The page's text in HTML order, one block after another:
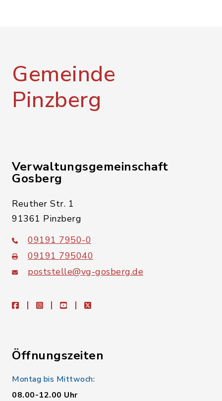
Gemeinde
Pinzberg
Verwaltungsgemeinschaft
Gosberg
Reuther Str. 1
91361 Pinzberg
09191 7950-0
09191 795040
poststelle@vg-gosberg.de
facebookinstagramyoutubeX
Öffnungszeiten
Montag bis Mittwoch:
08.00-12.00 Uhr